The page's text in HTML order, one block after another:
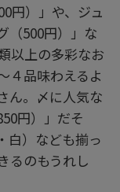
円）」や、ジュ
（500円）」な
以上の多彩なお
４品味わえるよ
ん。〆に人気な
円）」だそ
白）なども揃っ
るのもうれし